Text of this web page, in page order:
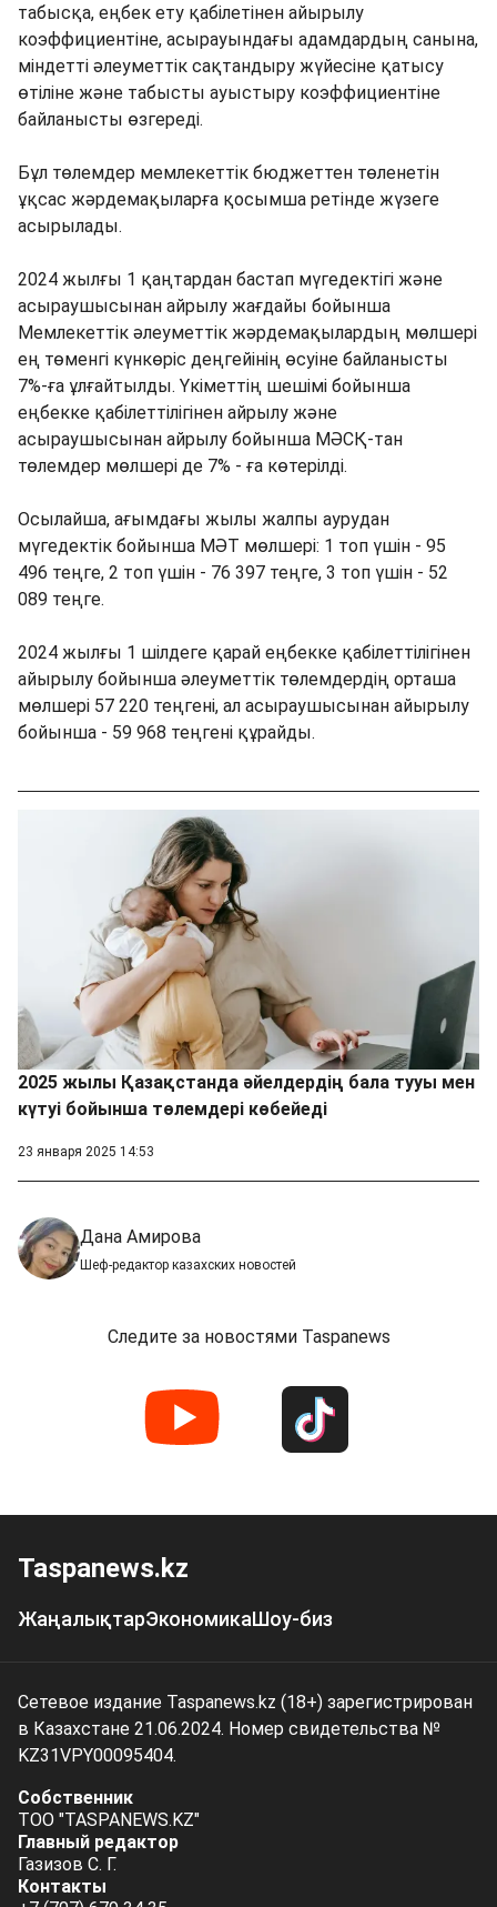
табысқа, еңбек ету қабілетінен айырылу
коэффициентіне, асырауындағы адамдардың санына,
міндетті әлеуметтік сақтандыру жүйесіне қатысу
өтіліне және табысты ауыстыру коэффициентіне
байланысты өзгереді.
Бұл төлемдер мемлекеттік бюджеттен төленетін
ұқсас жәрдемақыларға қосымша ретінде жүзеге
асырылады.
2024 жылғы 1 қаңтардан бастап мүгедектігі және
асыраушысынан айрылу жағдайы бойынша
Мемлекеттік әлеуметтік жәрдемақылардың мөлшері
ең төменгі күнкөріс деңгейінің өсуіне байланысты
7%-ға ұлғайтылды. Үкіметтің шешімі бойынша
еңбекке қабілеттілігінен айрылу және
асыраушысынан айрылу бойынша МӘСҚ-тан
төлемдер мөлшері де 7% - ға көтерілді.
Осылайша, ағымдағы жылы жалпы аурудан
мүгедектік бойынша МӘТ мөлшері: 1 топ үшін - 95
496 теңге, 2 топ үшін - 76 397 теңге, 3 топ үшін - 52
089 теңге.
2024 жылғы 1 шілдеге қарай еңбекке қабілеттілігінен
айырылу бойынша әлеуметтік төлемдердің орташа
мөлшері 57 220 теңгені, ал асыраушысынан айырылу
бойынша - 59 968 теңгені құрайды.
2025 жылы Қазақстанда әйелдердің бала тууы мен
күтуі бойынша төлемдері көбейеді
23 января 2025 14:53
Дана Амирова
Шеф-редактор казахских новостей
Следите за новостями Taspanews
Taspanews.kz
ЖаңалықтарЭкономикаШоу-биз
Сетевое издание Taspanews.kz (18+) зарегистрирован
в Казахстане 21.06.2024. Номер свидетельства №
KZ31VPY00095404.
Собственник
ТОО "TASPANEWS.KZ"
Главный редактор
Газизов С. Г.
Контакты